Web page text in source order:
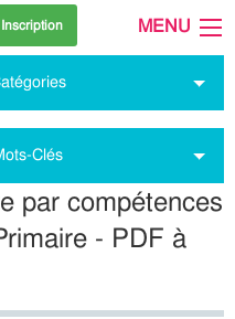
MENU
Clés
par compétences
- PDF à